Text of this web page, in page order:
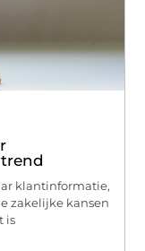
klantinformatie,
zakelijke kansen
is